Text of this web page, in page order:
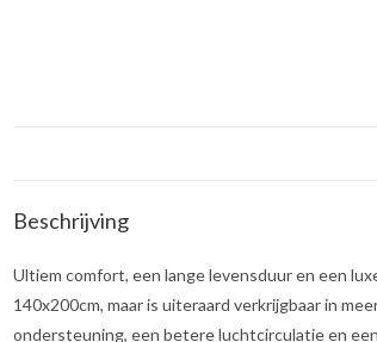
Beschrijving
Ultiem comfort, een lange levensduur en een
140x200cm, maar is uiteraard verkrijgbaar in
ondersteuning, een betere luchtcirculatie en